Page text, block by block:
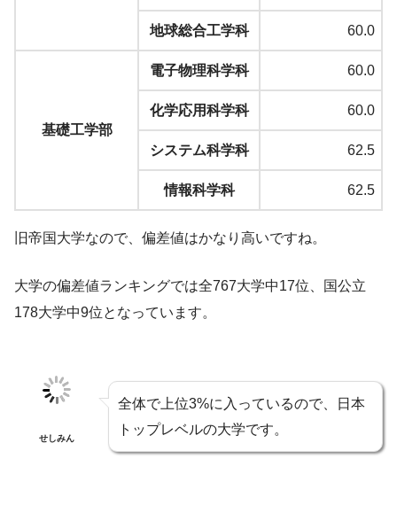
地球総合工学科 60.0
基礎工学部
電子物理科学科 60.0
化学応用科学科 60.0
システム科学科 62.5
情報科学科 62.5
旧帝国大学なので、偏差値はかなり高いですね。
大学の偏差値ランキングでは全767大学中17位、国公立
178大学中9位となっています。
せしみん
全体で上位3%に入っているので、日本
トップレベルの大学です。